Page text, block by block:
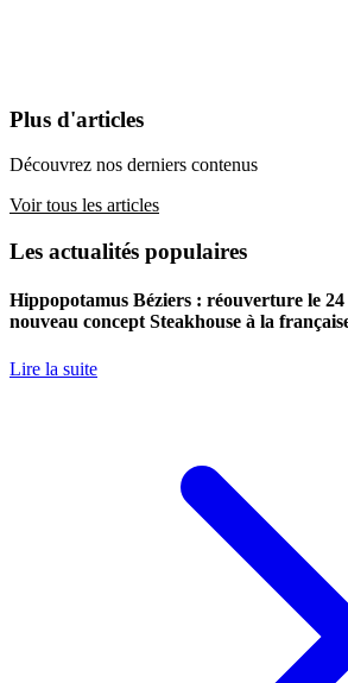
Plus d'articles
Découvrez nos derniers contenus
Voir tous les articles
Les actualités populaires
Hippopotamus Béziers : réouverture le
nouveau concept Steakhouse à la
Lire la suite